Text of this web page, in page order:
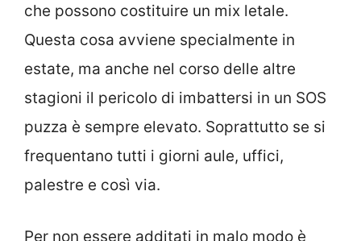
che possono costituire un mix letale.
Questa cosa avviene specialmente in
estate, ma anche nel corso delle altre
stagioni il pericolo di imbattersi in un SOS
puzza è sempre elevato. Soprattutto se si
frequentano tutti i giorni aule, uffici,
palestre e così via.
Per non essere additati in malo modo è